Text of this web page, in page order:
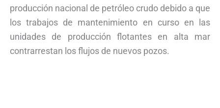
producción nacional de petróleo crudo debido a que
los trabajos de mantenimiento en curso en las
unidades de producción flotantes en alta mar
contrarrestan los flujos de nuevos pozos.